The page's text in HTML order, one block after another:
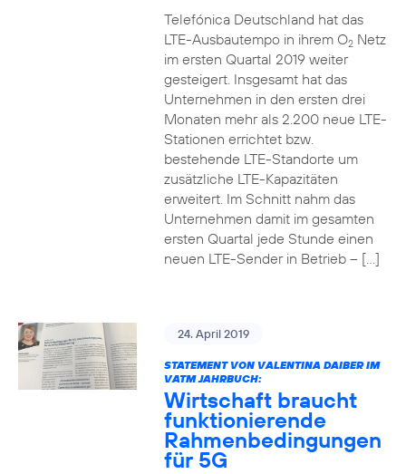
Telefónica Deutschland hat das
LTE-Ausbautempo in ihrem O2Netz
im ersten Quartal 2019 weiter
gesteigert. Insgesamt hat das
Unternehmen in den ersten drei
Monaten mehr als 2.200 neue LTE-
Stationen errichtet bzw.
bestehende LTE-Standorte um
zusätzliche LTE-Kapazitäten
erweitert. Im Schnitt nahm das
Unternehmen damit im gesamten
ersten Quartal jede Stunde einen
neuen LTE-Sender in Betrieb – […]
24. April 2019
STATEMENT VON VALENTINA DAIBER IM
VATM JAHRBUCH:
Wirtschaft braucht
funktionierende
Rahmenbedingungen
für 5G